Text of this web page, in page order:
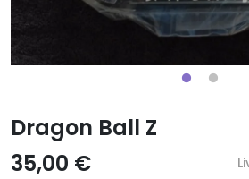
Dragon Ball Z
35,00 €